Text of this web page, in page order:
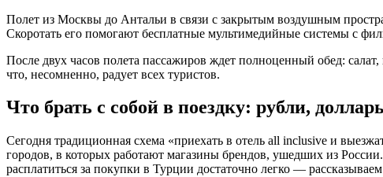
Полет из Москвы до Антальи в связи с закрытым воздушным
Скоротать его помогают бесплатные мультимедийные системы с
После двух часов полета пассажиров ждет полноценный обед:
что, несомненно, радует всех туристов.
Что брать с собой в поездку: рубли,
Сегодня традиционная схема «приехать в отель all inclusive и
городов, в которых работают магазины брендов, ушедших из
расплатиться за покупки в Турции достаточно легко —